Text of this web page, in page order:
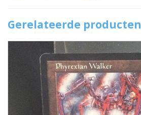
Gerelateerde producten